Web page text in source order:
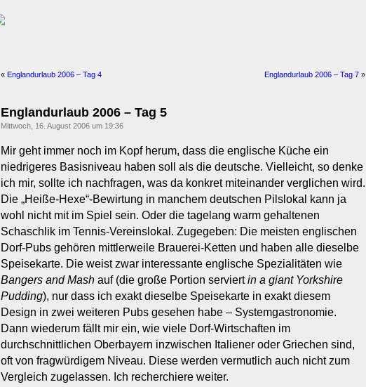
« Englandurlaub 2006 – Tag 4 Englandurlaub 2006 – Tag 7 »
Englandurlaub 2006 – Tag 5
Mittwoch, 16. August 2006 um 19:36
Mir geht immer noch im Kopf herum, dass die englische Küche ein
niedrigeres Basisniveau haben soll als die deutsche. Vielleicht, so denke
ich mir, sollte ich nachfragen, was da konkret miteinander verglichen wird.
Die „Heiße-Hexe“-Bewirtung in manchem deutschen Pilslokal kann ja
wohl nicht mit im Spiel sein. Oder die tagelang warm gehaltenen
Schaschlik im Tennis-Vereinslokal. Zugegeben: Die meisten englischen
Dorf-Pubs gehören mittlerweile Brauerei-Ketten und haben alle dieselbe
Speisekarte. Die weist zwar interessante englische Spezialitäten wie
Bangers and Mash auf (die große Portion serviertin a giant Yorkshire
Pudding), nur dass ich exakt dieselbe Speisekarte in exakt diesem
Design in zwei weiteren Pubs gesehen habe – Systemgastronomie.
Dann wiederum fällt mir ein, wie viele Dorf-Wirtschaften im
durchschnittlichen Oberbayern inzwischen Italiener oder Griechen sind,
oft von fragwürdigem Niveau. Diese werden vermutlich auch nicht zum
Vergleich zugelassen. Ich recherchiere weiter.